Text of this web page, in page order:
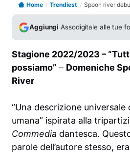
Home / Trendiest /
Aggiungi Assodigitale alle tue
Stagione 2022/2023 –
possiamo” – Domeniche
River
“Una descrizione universale
umana” ispirata alla
Commedia dantesca.
parole dell’autore stesso,